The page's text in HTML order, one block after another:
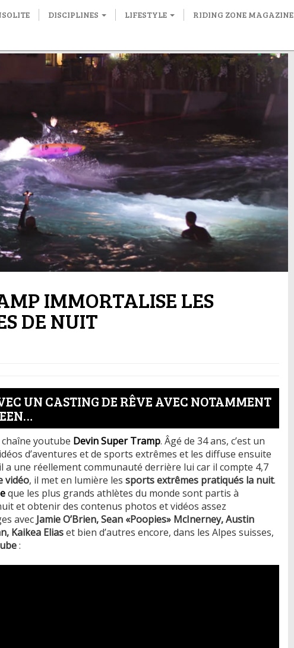
DISCIPLINES LIFESTYLE RIDING ZONE MAGAZINE
IMMORTALISE LES
DE NUIT
UN CASTING DE RÊVE AVEC NOTAMMENT
youtube Devin Super Tramp. Âgé de 34 ans, c’est un
d’aventures et de sports extrêmes et les diffuse ensuite
a une réellement communauté derrière lui car il compte 4,7
vidéo, il met en lumière les sports extrêmes pratiqués la nuit.
que les plus grands athlètes du monde sont partis à
et obtenir des contenus photos et vidéos assez
avec Jamie O’Brien, Sean «Poopies» McInerney, Austin
Kaikea Eliaset bien d’autres encore, dans les Alpes suisses,
: